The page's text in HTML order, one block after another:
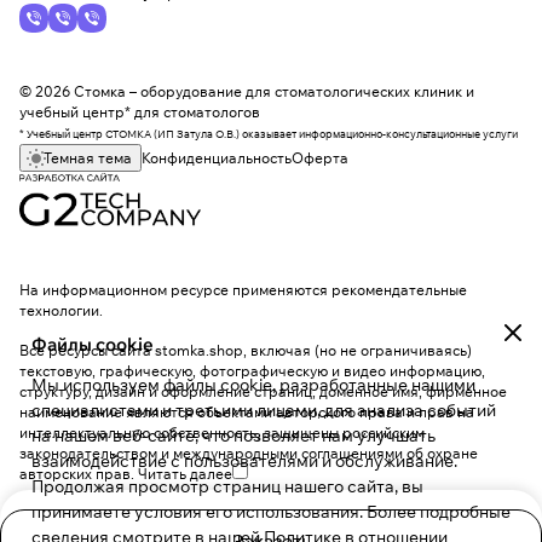
Файлы cookie
Мы используем файлы cookie, разработанные нашими
специалистами и третьими лицами, для анализа событий
на нашем веб-сайте, что позволяет нам улучшать
взаимодействие с пользователями и обслуживание.
Продолжая просмотр страниц нашего сайта, вы
принимаете условия его использования. Более подробные
сведения смотрите в нашейПолитике в отношении
© 2026 Стомка – оборудование для стоматологических клиник и
учебный центр* для стоматологов
* Учебный центр СТОМКА (ИП Затула О.В.) оказывает информационно-консультационные услуги
Темная тема КонфиденциальностьОферта
На информационном ресурсе применяются рекомендательные
технологии.
Все ресурсы сайта stomka.shop, включая (но не ограничиваясь)
текстовую, графическую, фотографическую и видео информацию,
структуру, дизайн и оформление страниц, доменное имя, фирменное
наименование являются объектами авторского права и прав на
интеллектуальную собственность, защищены российским
законодательством и международными соглашениями об охране
авторских прав. Читать далее